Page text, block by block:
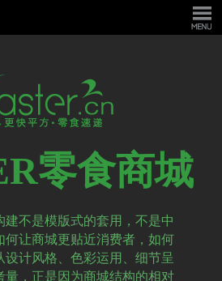
零食商城
建不是模版式的套用，不是中
何让商城更贴近消费者，如何
设计风格、色彩运用、细节呈
量，正是因为商城结构的相对